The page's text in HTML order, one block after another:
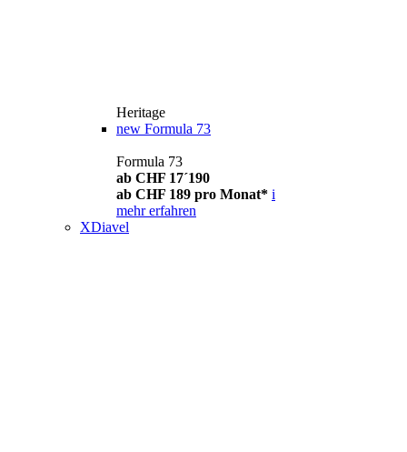
Heritage
new Formula 73
Formula 73
ab CHF 17´190
ab CHF 189 pro Monat* i
mehr erfahren
XDiavel